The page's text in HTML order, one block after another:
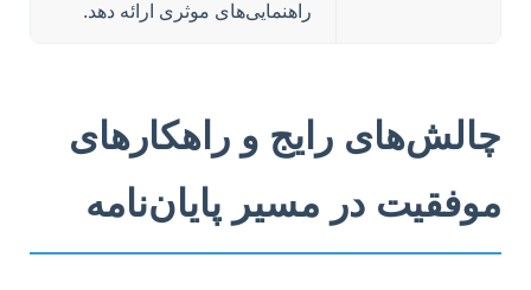
راهنمایی‌های موثری ارائه دهد.
چالش‌های رایج و راهکارهای
موفقیت در مسیر پایان‌نامه